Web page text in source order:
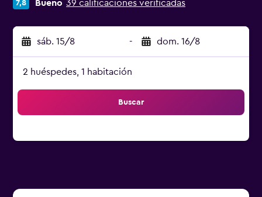
7,8 Bueno 39 calificaciones verificadas
sáb. 15/8 - dom. 16/8
2 huéspedes, 1 habitación
Buscar